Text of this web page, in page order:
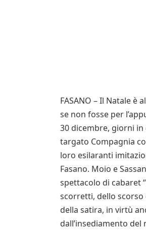
FASANO – Il Natale
se non fosse per
30 dicembre, giorni in
targato Compagnia
loro esilaranti
Fasano. Moio e
spettacolo di cabaret
scorretti, dello scorso
della satira, in virtù
dall’insediamento